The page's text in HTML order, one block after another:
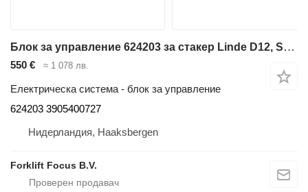
Блок за управление 624203 за стакер Linde D12, Series 133
550 € ≈ 1 078 лв.
Електрическа система - блок за управление
624203 3905400727
Нидерландия, Haaksbergen
Forklift Focus B.V.